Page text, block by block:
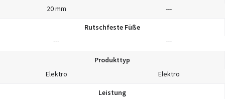
20 mm
---
Rutschfeste Füße
---
---
Produkttyp
Elektro
Elektro
Leistung